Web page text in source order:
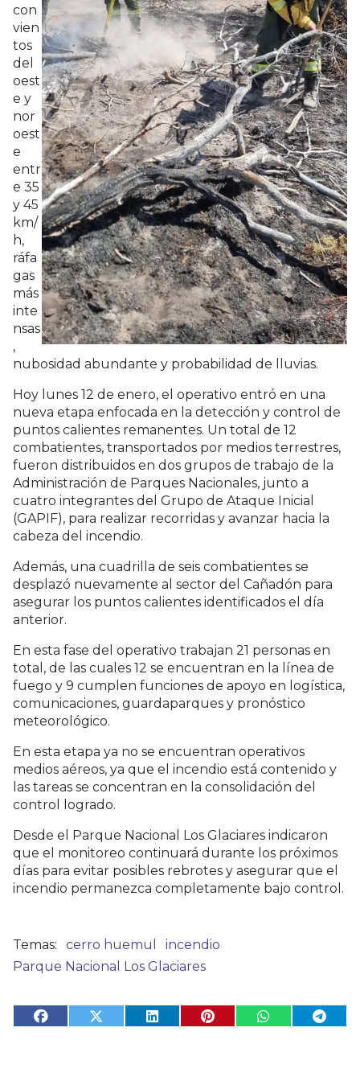
con
vien
tos
del
oest
e y
nor
oest
e
entr
e 35
y 45
km/
h,
ráfa
gas
más
inte
nsas
,
nubosidad abundante y probabilidad de lluvias.
Hoy lunes 12 de enero, el operativo entró en una
nueva etapa enfocada en la detección y control de
puntos calientes remanentes. Un total de 12
combatientes, transportados por medios terrestres,
fueron distribuidos en dos grupos de trabajo de la
Administración de Parques Nacionales, junto a
cuatro integrantes del Grupo de Ataque Inicial
(GAPIF), para realizar recorridas y avanzar hacia la
cabeza del incendio.
Además, una cuadrilla de seis combatientes se
desplazó nuevamente al sector del Cañadón para
asegurar los puntos calientes identificados el día
anterior.
En esta fase del operativo trabajan 21 personas en
total, de las cuales 12 se encuentran en la línea de
fuego y 9 cumplen funciones de apoyo en logística,
comunicaciones, guardaparques y pronóstico
meteorológico.
En esta etapa ya no se encuentran operativos
medios aéreos, ya que el incendio está contenido y
las tareas se concentran en la consolidación del
control logrado.
Desde el Parque Nacional Los Glaciares indicaron
que el monitoreo continuará durante los próximos
días para evitar posibles rebrotes y asegurar que el
incendio permanezca completamente bajo control.
cerro huemul
incendio
Parque Nacional Los Glaciares